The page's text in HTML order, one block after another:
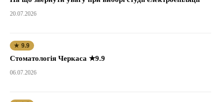
20.07.2026
★ 9.9
Стоматологія Черкаса ★9.9
06.07.2026